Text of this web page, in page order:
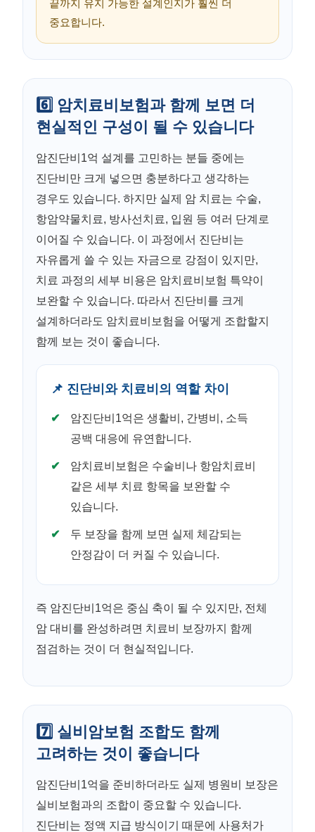
끝까지 유지 가능한 설계인지가 훨씬 더
중요합니다.
6️⃣ 암치료비보험과 함께 보면 더
현실적인 구성이 될 수 있습니다
암진단비1억 설계를 고민하는 분들 중에는
진단비만 크게 넣으면 충분하다고 생각하는
경우도 있습니다. 하지만 실제 암 치료는 수술,
항암약물치료, 방사선치료, 입원 등 여러 단계로
이어질 수 있습니다. 이 과정에서 진단비는
자유롭게 쓸 수 있는 자금으로 강점이 있지만,
치료 과정의 세부 비용은 암치료비보험 특약이
보완할 수 있습니다. 따라서 진단비를 크게
설계하더라도 암치료비보험을 어떻게 조합할지
함께 보는 것이 좋습니다.
📌 진단비와 치료비의 역할 차이
암진단비1억은 생활비, 간병비, 소득
공백 대응에 유연합니다.
암치료비보험은 수술비나 항암치료비
같은 세부 치료 항목을 보완할 수
있습니다.
두 보장을 함께 보면 실제 체감되는
안정감이 더 커질 수 있습니다.
즉 암진단비1억은 중심 축이 될 수 있지만, 전체
암 대비를 완성하려면 치료비 보장까지 함께
점검하는 것이 더 현실적입니다.
7️⃣ 실비암보험 조합도 함께
고려하는 것이 좋습니다
암진단비1억을 준비하더라도 실제 병원비 보장은
실비보험과의 조합이 중요할 수 있습니다.
진단비는 정액 지급 방식이기 때문에 사용처가